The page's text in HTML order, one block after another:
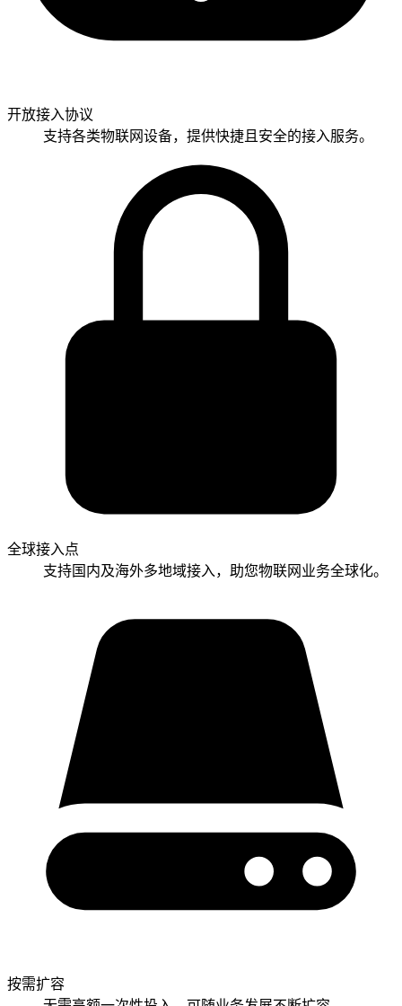
开放接入协议
支持各类物联网设备，提供快捷且安全的接入服务。
全球接入点
支持国内及海外多地域接入，助您物联网业务全球化。
按需扩容